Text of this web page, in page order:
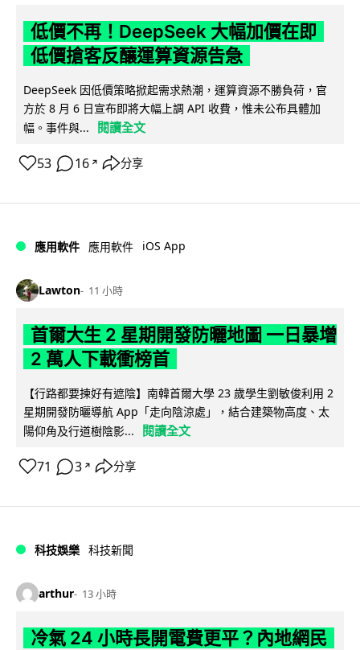
低價不再！DeepSeek 大幅加價在即
低價搶客反釀運算資源告急
DeepSeek 因低價策略掀起需求熱潮，運算資源不勝負荷，官
方於 8 月 6 日宣布即將大幅上調 API 收費，惟未公布具體加
幅。事件與...
閱讀全文
53 16 ↗ 分享
應用軟件 應用軟件 iOS App
Lawton 11 小時
首爾大生 2 星期開發防曬地圖 一日暴增
2 萬人下載衝榜首
【行路都要揀好有遮陰】南韓首爾大學 23 歲學生劉敏俊利用 2
星期開發防曬導航 App「走向陰涼處」，結合建築物高度、太
陽仰角及行道樹陰影...
閱讀全文
71 3 ↗ 分享
科技娛樂 科技新聞
arthur 13 小時
冷氣 24 小時長開電費更平？內地網民